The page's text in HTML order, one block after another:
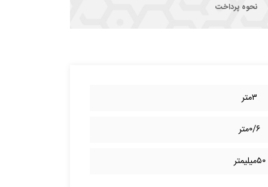
نحوه پرداخت
۳متر
۰/۶متر
۵۰میلیمتر